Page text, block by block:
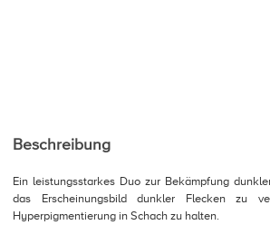
Beschreibung
Ein leistungsstarkes Duo zur Bekämpfung
das Erscheinungsbild dunkler Flecken zu
Hyperpigmentierung in Schach zu halten.